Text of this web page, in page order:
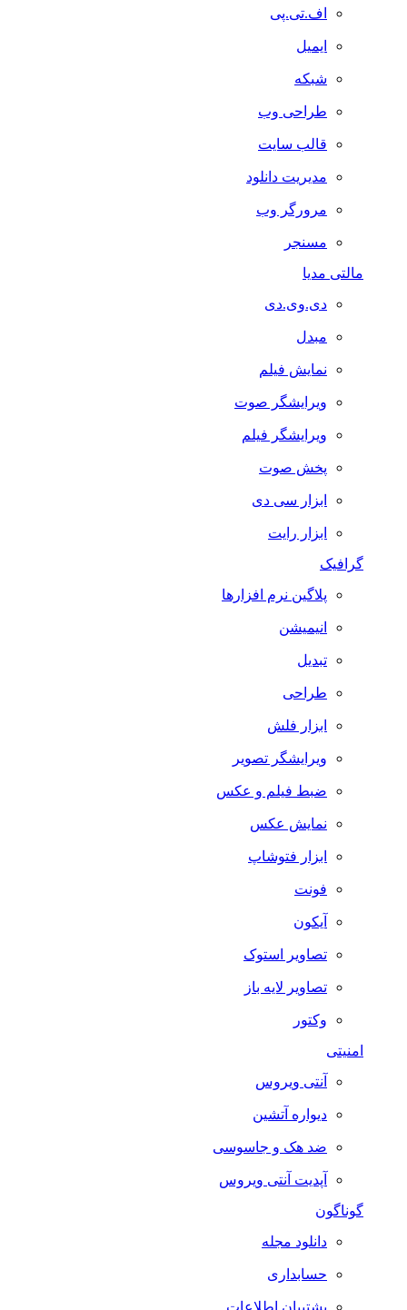
اف.تی.پی
ایمیل
شبکه
طراحی وب
قالب سایت
مدیریت دانلود
مرورگر وب
مسنجر
مالتی مدیا
دی.وی.دی
مبدل
نمایش فیلم
ویرایشگر صوت
ویرایشگر فیلم
پخش صوت
ابزار سی دی
ابزار رایت
گرافیک
پلاگین نرم افزارها
انیمیشن
تبدیل
طراحی
ابزار فلش
ویرایشگر تصویر
ضبط فيلم و عكس
نمایش عکس
ابزار فتوشاپ
فونت
آیکون
تصاویر استوک
تصاویر لایه باز
وکتور
آنتی ویروس
دیواره آتشین
ضد هک و جاسوسی
آپدیت آنتی ویروس
گوناگون
دانلود مجله
حسابداری
پشتیبان اطلاعات